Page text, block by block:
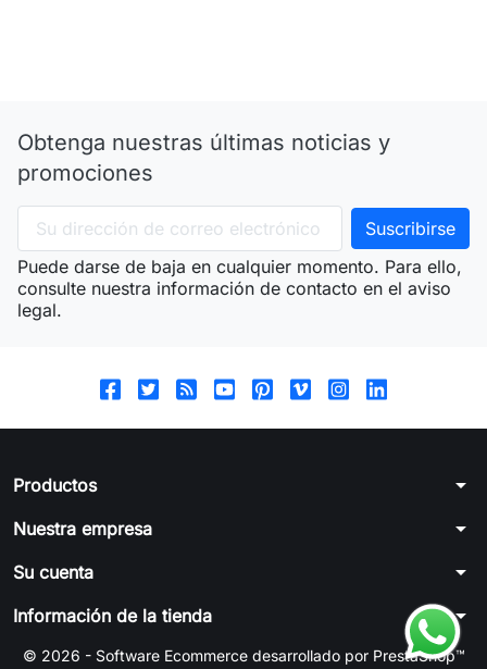
Obtenga nuestras últimas noticias y
promociones
Puede darse de baja en cualquier momento. Para ello,
consulte nuestra información de contacto en el aviso
legal.
Productos arrow_drop_down
Nuestra empresa arrow_drop_down
Su cuenta arrow_drop_down
Información de la tienda arrow_drop_down
© 2026 - Software Ecommerce desarrollado por PrestaShop™